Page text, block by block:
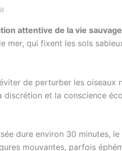
attentive de la vie sauvage
mer, qui fixent les sols
de perturber les oiseaux
discrétion et la conscience
dure environ 30 minutes, le
mouvantes, parfois